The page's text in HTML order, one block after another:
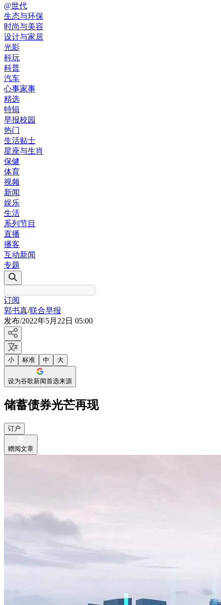
@世代
生态与环保
时尚与美容
设计与家居
光影
科玩
科普
汽车
心事家事
精选
特辑
早报校园
热门
生活贴士
星座与生肖
保健
体育
视频
新闻
娱乐
生活
系列节目
直播
播客
互动新闻
专题
订阅
郭书真/联合早报
发布/2022年5月22日 05:00
小 标准 中 大
设为谷歌新闻首选来源
储蓄债券光芒再现
订户
赠阅文章